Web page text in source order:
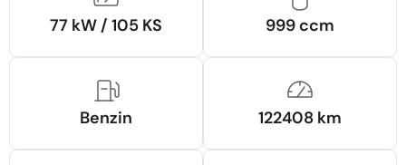
77 kW / 105 KS 999 ccm
Benzin 122408 km